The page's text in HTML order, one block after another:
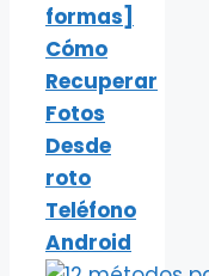
formas]
Cómo
Recuperar
Fotos
Desde
roto
Teléfono
Android